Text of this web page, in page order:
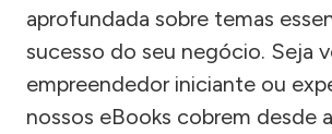
aprofundada sobre temas
sucesso do seu negócio. Seja
empreendedor iniciante ou
nossos eBooks cobrem desde